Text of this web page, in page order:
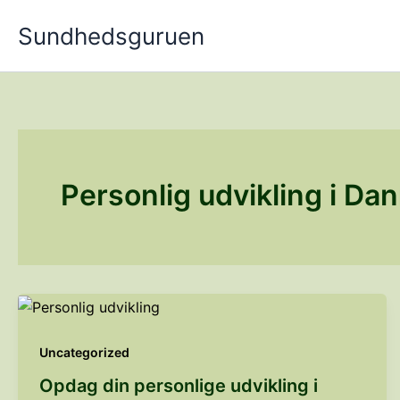
Sundhedsguruen
Personlig udvikling i
Uncategorized
Opdag din personlige udvikling i